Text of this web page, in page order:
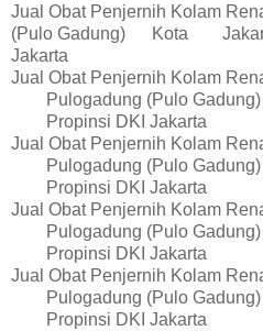
Jual Obat Penjernih Kolam
(Pulo Gadung)
Kota
Jakarta
Jual Obat Penjernih Kolam
Pulogadung (Pulo Gadung)
Propinsi DKI Jakarta
Jual Obat Penjernih Kolam
Pulogadung (Pulo Gadung)
Propinsi DKI Jakarta
Jual Obat Penjernih Kolam
Pulogadung (Pulo Gadung)
Propinsi DKI Jakarta
Jual Obat Penjernih Kolam
Pulogadung (Pulo Gadung)
Propinsi DKI Jakarta